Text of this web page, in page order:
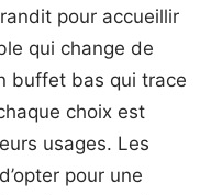
pour accueillir
qui change de
buffet bas qui trace
choix est
usages. Les
pour une